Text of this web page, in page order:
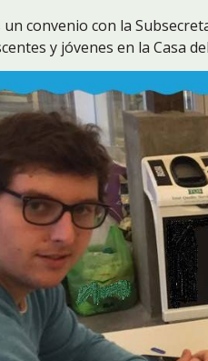
un convenio con la
y jóvenes en la Casa